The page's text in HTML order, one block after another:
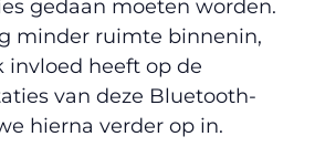
gedaan moeten worden.
minder ruimte binnenin,
invloed heeft op de
van deze Bluetooth-
hierna verder op in.